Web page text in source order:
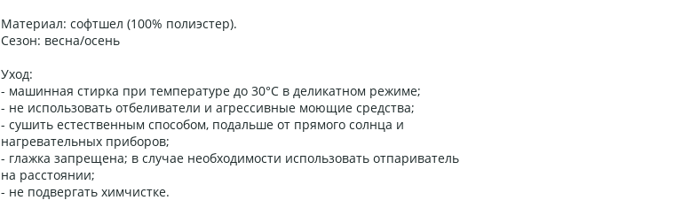
Материал: софтшел (100% полиэстер).
Сезон: весна/осень
Уход:
- машинная стирка при температуре до 30°C в деликатном режиме;
- не использовать отбеливатели и агрессивные моющие средства;
- сушить естественным способом, подальше от прямого солнца и
нагревательных приборов;
- глажка запрещена; в случае необходимости использовать отпариватель
на расстоянии;
- не подвергать химчистке.